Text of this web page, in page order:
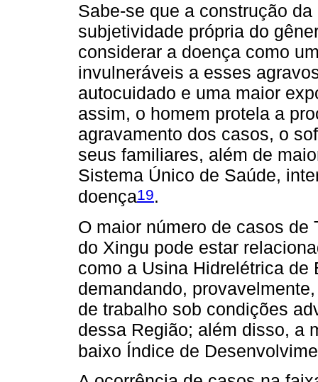
Sabe-se que a construção
subjetividade própria do
considerar a doença como
invulneráveis a esses
autocuidado e uma maior
assim, o homem protela a
agravamento dos casos, o
seus familiares, além de
Sistema Único de Saúde,
doença19.
O maior número de casos
do Xingu pode estar
como a Usina Hidrelétrica de
demandando,
de trabalho sob condições
dessa Região; além disso, a
baixo Índice de